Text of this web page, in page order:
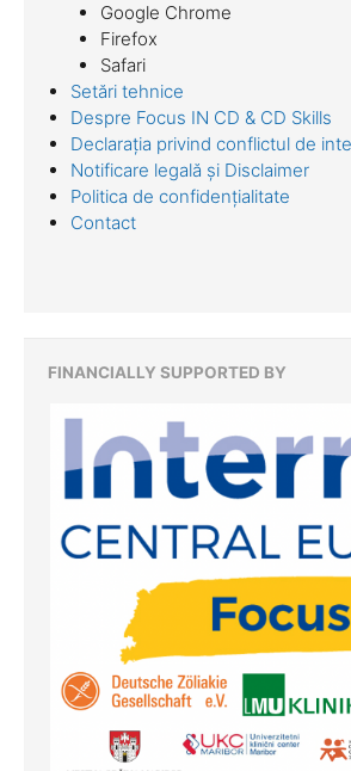
Google Chrome
Firefox
Safari
Setări tehnice
Despre Focus IN CD & CD Skills
Declarația privind conflictul de
Notificare legală și Disclaimer
Politica de confidențialitate
Contact
FINANCIALLY SUPPORTED BY